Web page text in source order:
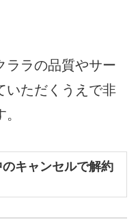
ララの品質やサー
いただくうえで非
キャンセルで解約